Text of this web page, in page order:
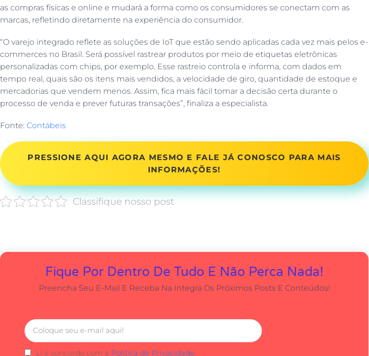
as compras físicas e online e mudará a forma como os consumidores se conectam com as
marcas, refletindo diretamente na experiência do consumidor.
“O varejo integrado reflete as soluções de IoT que estão sendo aplicadas cada vez mais pelos e-
commerces no Brasil. Será possível rastrear produtos por meio de etiquetas eletrônicas
personalizadas com chips, por exemplo. Esse rastreio controla e informa, com dados em
tempo real, quais são os itens mais vendidos, a velocidade de giro, quantidade de estoque e
mercadorias que vendem menos. Assim, fica mais fácil tomar a decisão certa durante o
processo de venda e prever futuras transações”, finaliza a especialista.
Fonte: Contábeis
PRESSIONE AQUI AGORA MESMO E FALE JÁ CONOSCO PARA MAIS
INFORMAÇÕES!
Classifique nosso post
Fique Por Dentro De Tudo E Não Perca Nada!
Preencha Seu E-Mail E Receba Na Integra Os Próximos Posts E Conteúdos!
Li e concordo com a Política de Privacidade